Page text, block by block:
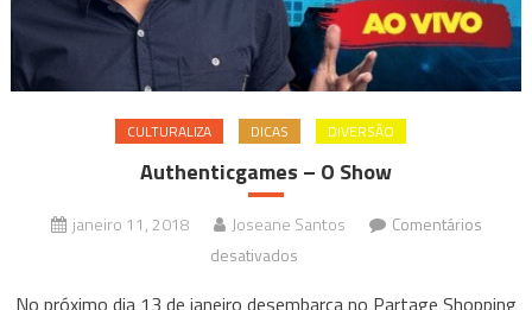
CULTURALIZA DICAS DIVERSÃO
Authenticgames – O Show
janeiro 11, 2018 Joseane Santos
Comentários
desativados
No próximo dia 13 de janeiro desembarca no Partage Shopping